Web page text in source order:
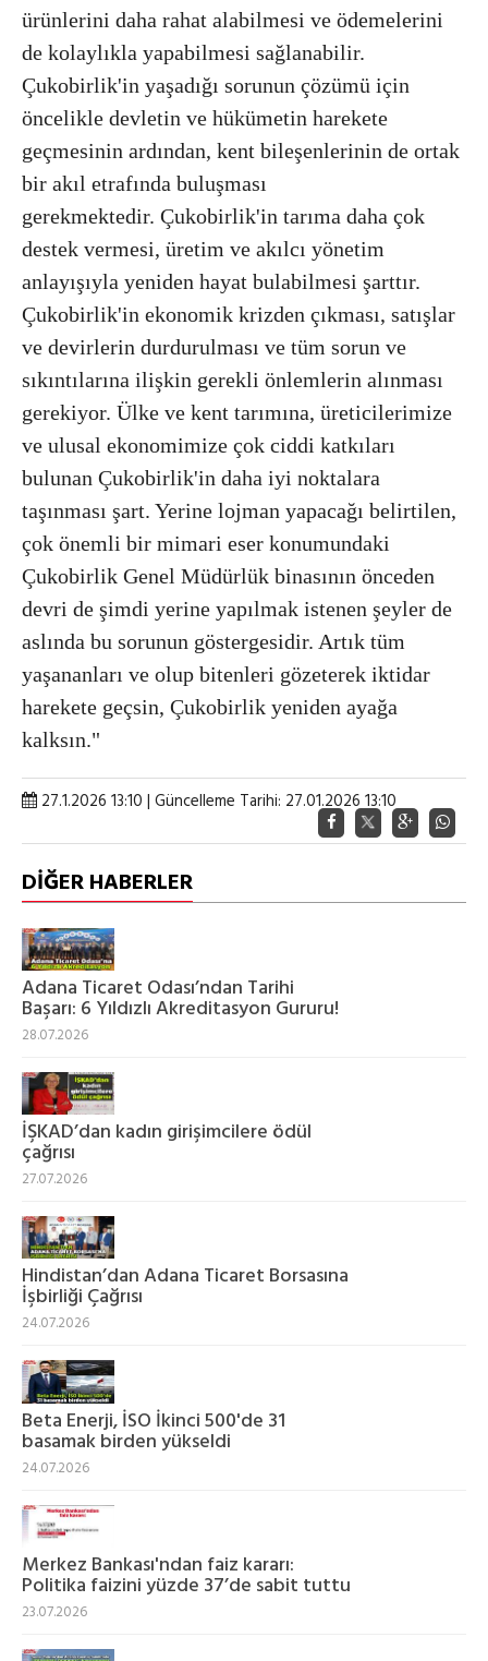
ürünlerini daha rahat alabilmesi ve ödemelerini
de kolaylıkla yapabilmesi sağlanabilir.
Çukobirlik'in yaşadığı sorunun çözümü için
öncelikle devletin ve hükümetin harekete
geçmesinin ardından, kent bileşenlerinin de ortak
bir akıl etrafında buluşması
gerekmektedir. Çukobirlik'in tarıma daha çok
destek vermesi, üretim ve akılcı yönetim
anlayışıyla yeniden hayat bulabilmesi şarttır.
Çukobirlik'in ekonomik krizden çıkması, satışlar
ve devirlerin durdurulması ve tüm sorun ve
sıkıntılarına ilişkin gerekli önlemlerin alınması
gerekiyor. Ülke ve kent tarımına, üreticilerimize
ve ulusal ekonomimize çok ciddi katkıları
bulunan Çukobirlik'in daha iyi noktalara
taşınması şart. Yerine lojman yapacağı belirtilen,
çok önemli bir mimari eser konumundaki
Çukobirlik Genel Müdürlük binasının önceden
devri de şimdi yerine yapılmak istenen şeyler de
aslında bu sorunun göstergesidir. Artık tüm
yaşananları ve olup bitenleri gözeterek iktidar
harekete geçsin, Çukobirlik yeniden ayağa
kalksın."
27.1.2026 13:10 | Güncelleme Tarihi: 27.01.2026 13:10
DİĞER HABERLER
‎Adana Ticaret Odası’ndan Tarihi
Başarı: 6 Yıldızlı Akreditasyon Gururu!
28.07.2026
İŞKAD’dan kadın girişimcilere ödül
çağrısı
27.07.2026
Hindistan’dan Adana Ticaret Borsasına
İşbirliği Çağrısı
24.07.2026
Beta Enerji, İSO İkinci 500'de 31
basamak birden yükseldi
24.07.2026
Merkez Bankası'ndan faiz kararı:
Politika faizini yüzde 37’de sabit tuttu
23.07.2026